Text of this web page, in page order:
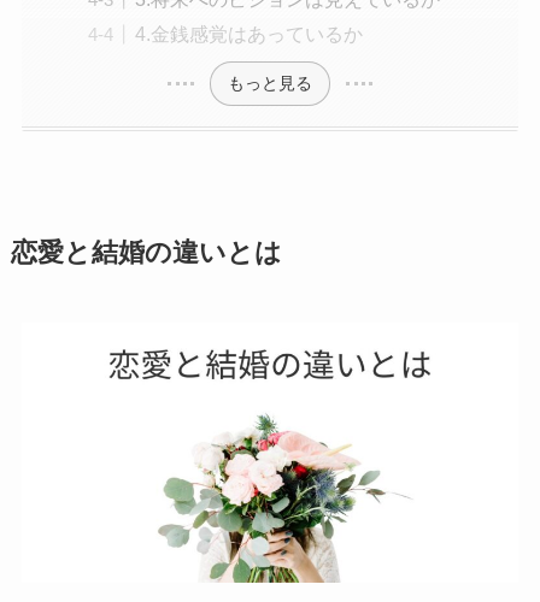
4.金銭感覚はあっているか
もっと見る
恋愛と結婚の違いとは